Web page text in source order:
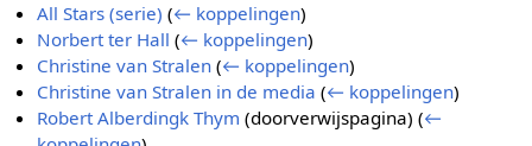
All Stars (serie) (← koppelingen)
Norbert ter Hall (← koppelingen)
Christine van Stralen (← koppelingen)
Christine van Stralen in de media (← koppelingen)
Robert Alberdingk Thym (doorverwijspagina)(←